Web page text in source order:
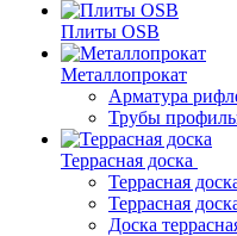
Плиты OSB
Металлопрокат
Арматура
Трубы
Террасная доска
Террасная
Террасная
Доска